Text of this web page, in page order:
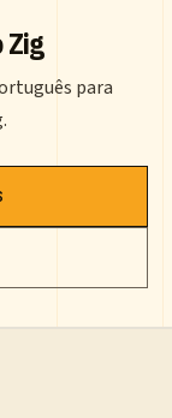
Zig
para